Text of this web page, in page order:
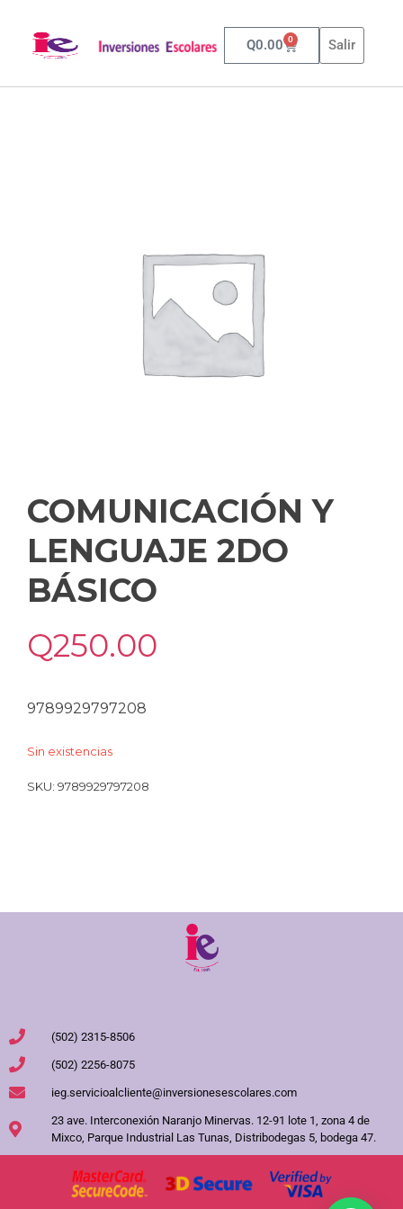
Q0.00 0 Salir
COMUNICACIÓN Y
LENGUAJE 2DO
BÁSICO
Q250.00
9789929797208
Sin existencias
SKU: 9789929797208
(502) 2315-8506
(502) 2256-8075
ieg.servicioalcliente@inversionesescolares.com
23 ave. Interconexión Naranjo Minervas. 12-91 lote 1, zona 4 de
Mixco, Parque Industrial Las Tunas, Distribodegas 5, bodega 47.